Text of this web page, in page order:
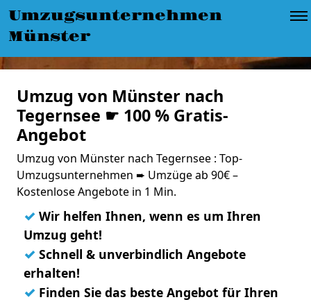
Umzugsunternehmen
Münster
Umzug von Münster nach
Tegernsee ☛ 100 % Gratis-
Angebot
Umzug von Münster nach Tegernsee : Top-
Umzugsunternehmen ➨ Umzüge ab 90€ –
Kostenlose Angebote in 1 Min.
✓ Wir helfen Ihnen, wenn es um Ihren
Umzug geht!
✓ Schnell & unverbindlich Angebote
erhalten!
✓ Finden Sie das beste Angebot für Ihren